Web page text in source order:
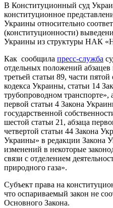
В Конституционный суд
конституционное
Украины относительно
(конституционности)
Украины из структуры НАК
Как сообщила пресс-служба
отдельных положений абзацев
третьей статьи 89, части
кодекса Украины, статьи 14
трубопроводном транспорте»,
первой статьи 4 Закона
государственной
шестой статьи 21, абзаца
четвертой статьи 44 Закона
Украины» в редакции Закона
изменений в некоторые
связи с отделением
природного газа».
Субъект права на
что оспариваемый закон не
Основного Закона.